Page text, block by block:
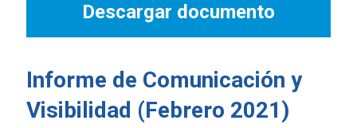
Descargar documento
Informe de Comunicación y
Visibilidad (Febrero 2021)